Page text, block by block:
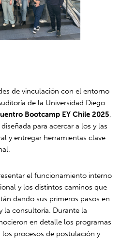
de vinculación con el entorno
de la Universidad Diego
Bootcamp EY Chile 2025
para acercar a los y las
y entregar herramientas clave
el funcionamiento interno
y los distintos caminos que
dando sus primeros pasos en
la consultoría. Durante la
en detalle los programas
, los procesos de postulación y